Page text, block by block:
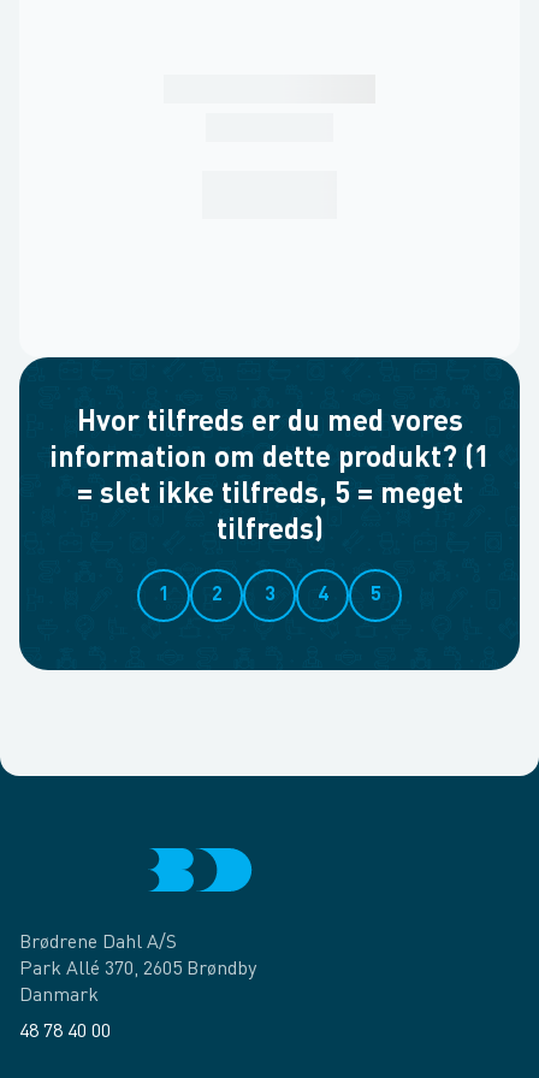
Hvor tilfreds er du med vores
information om dette produkt? (1
= slet ikke tilfreds, 5 = meget
tilfreds)
1 2 3 4 5
Brødrene Dahl A/S
Park Allé 370, 2605 Brøndby
Danmark
48 78 40 00